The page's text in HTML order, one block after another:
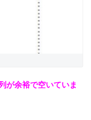
が余裕で空いていま